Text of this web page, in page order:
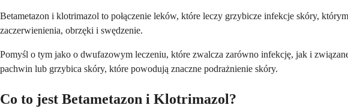
Betametazon i klotrimazol to połączenie leków, które leczy grzybicze infekcje skóry,
zaczerwienienia, obrzęki i swędzenie.
Pomyśl o tym jako o dwufazowym leczeniu, które zwalcza zarówno infekcję, jak i
pachwin lub grzybica skóry, które powodują znaczne podrażnienie skóry.
Co to jest Betametazon i Klotrimazol?